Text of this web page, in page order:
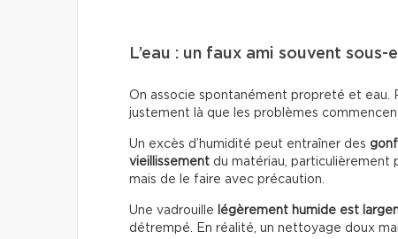
L’eau : un faux ami souvent sous-
On associe spontanément propreté et eau.
justement là que les problèmes
Un excès d’humidité peut entraîner des
vieillissement du matériau, particulièrement
mais de le faire avec précaution.
Une vadrouille légèrement humide est
détrempé. En réalité, un nettoyage doux